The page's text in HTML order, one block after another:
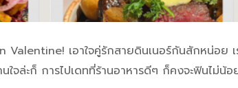
Valentine! เอาใจคู่รักสายดินเนอร์กันสักหน่อย
ใจล่ะก็ การไปเดทที่ร้านอาหารดีๆ ก็คงจะฟินไม่น้